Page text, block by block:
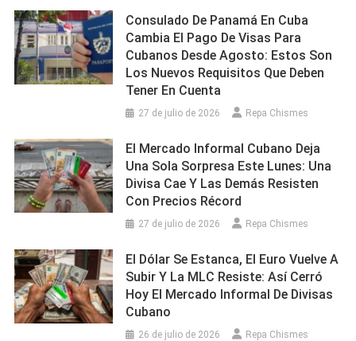
Consulado De Panamá En Cuba
Cambia El Pago De Visas Para
Cubanos Desde Agosto: Estos Son
Los Nuevos Requisitos Que Deben
Tener En Cuenta
27 de julio de 2026 Repa Chismes
El Mercado Informal Cubano Deja
Una Sola Sorpresa Este Lunes: Una
Divisa Cae Y Las Demás Resisten
Con Precios Récord
27 de julio de 2026 Repa Chismes
El Dólar Se Estanca, El Euro Vuelve A
Subir Y La MLC Resiste: Así Cerró
Hoy El Mercado Informal De Divisas
Cubano
26 de julio de 2026 Repa Chismes